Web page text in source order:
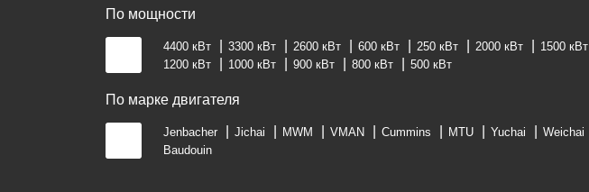
По мощности
4400 кВт 3300 кВт 2600 кВт 600 кВт 250 кВт 2000 кВт
1500 кВт
1200 кВт
1000 кВт 900 кВт 800 кВт 500 кВт
По марке двигателя
Jenbacher Jichai MWM VMAN Cummins MTU Yuchai
Weichai
Baudouin